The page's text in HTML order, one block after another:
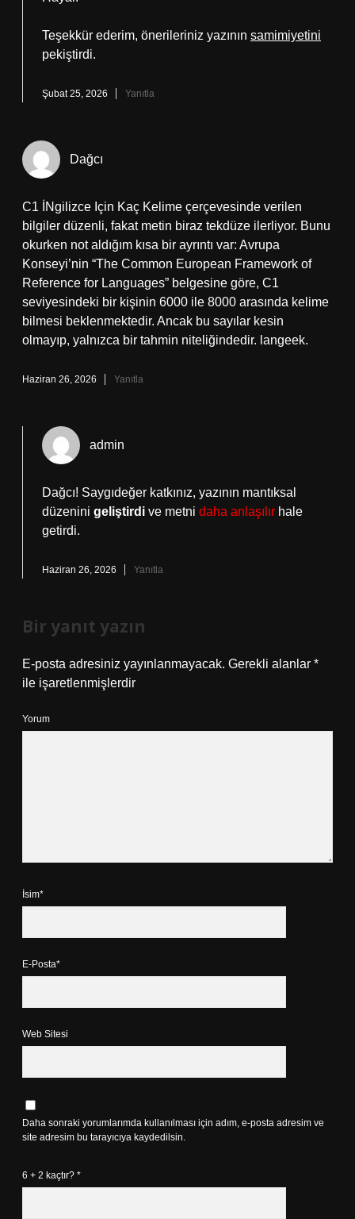
Teşekkür ederim, önerileriniz yazının samimiyetini
pekiştirdi.
Şubat 25, 2026 Yanıtla
Dağcı
C1 İNgilizce Için Kaç Kelime çerçevesinde verilen
bilgiler düzenli, fakat metin biraz tekdüze ilerliyor. Bunu
okurken not aldığım kısa bir ayrıntı var: Avrupa
Konseyi’nin “The Common European Framework of
Reference for Languages” belgesine göre, C1
seviyesindeki bir kişinin 6000 ile 8000 arasında kelime
bilmesi beklenmektedir. Ancak bu sayılar kesin
olmayıp, yalnızca bir tahmin niteliğindedir. langeek.
Haziran 26, 2026 Yanıtla
admin
Dağcı! Saygıdeğer katkınız, yazının mantıksal
düzenini geliştirdi ve metni daha anlaşılır hale
getirdi.
Haziran 26, 2026 Yanıtla
Bir yanıt yazın
E-posta adresiniz yayınlanmayacak. Gerekli alanlar *
ile işaretlenmişlerdir
Yorum
İsim*
E-Posta*
Web Sitesi
Daha sonraki yorumlarımda kullanılması için adım, e-posta adresim ve
site adresim bu tarayıcıya kaydedilsin.
6 + 2 kaçtır? *